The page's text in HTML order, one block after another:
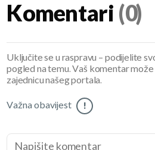
Komentari (0)
Uključite se u raspravu – podijelite
pogled na temu. Vaš komentar
zajednicu našeg portala.
Važna obavijest !